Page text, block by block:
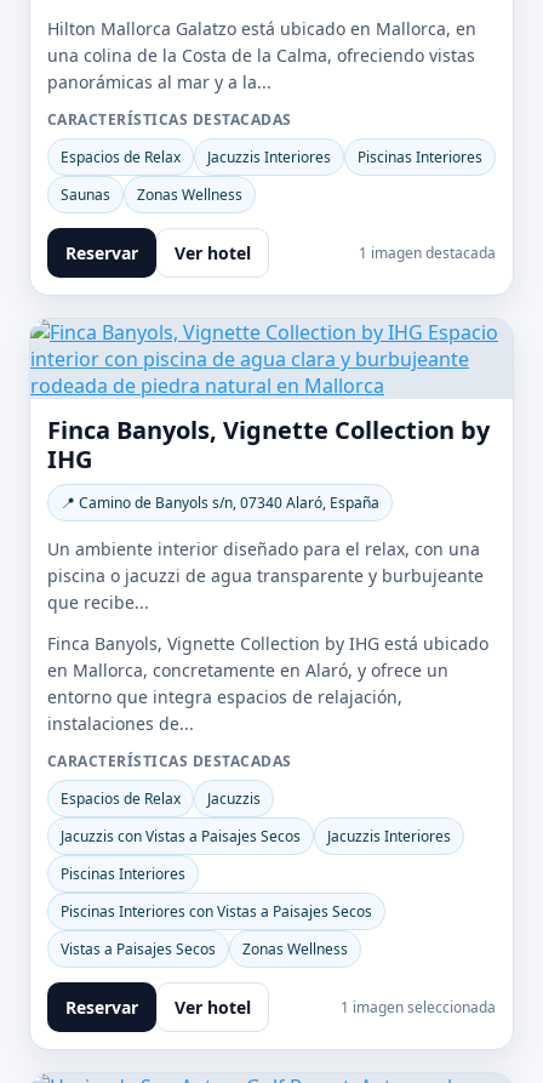
Hilton Mallorca Galatzo está ubicado en Mallorca, en
una colina de la Costa de la Calma, ofreciendo vistas
panorámicas al mar y a la...
CARACTERÍSTICAS DESTACADAS
Espacios de Relax
Jacuzzis Interiores
Piscinas Interiores
Saunas
Zonas Wellness
Reservar Ver hotel 1 imagen destacada
Finca Banyols, Vignette Collection by
IHG
📍 Camino de Banyols s/n, 07340 Alaró, España
Un ambiente interior diseñado para el relax, con una
piscina o jacuzzi de agua transparente y burbujeante
que recibe...
Finca Banyols, Vignette Collection by IHG está ubicado
en Mallorca, concretamente en Alaró, y ofrece un
entorno que integra espacios de relajación,
instalaciones de...
CARACTERÍSTICAS DESTACADAS
Espacios de Relax
Jacuzzis
Jacuzzis con Vistas a Paisajes Secos
Jacuzzis Interiores
Piscinas Interiores
Piscinas Interiores con Vistas a Paisajes Secos
Vistas a Paisajes Secos
Zonas Wellness
Reservar Ver hotel 1 imagen seleccionada